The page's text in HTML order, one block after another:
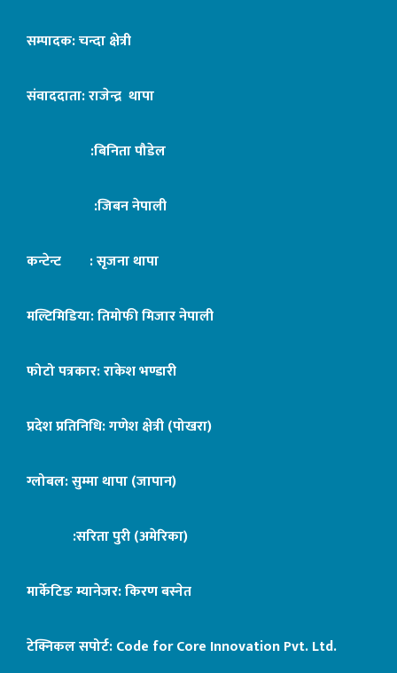
सम्पादक: चन्दा क्षेत्री
संवाददाता: राजेन्द्र थापा
:बिनिता पौडेल
:जिबन नेपाली
कन्टेन्ट : सृजना थापा
मल्टिमिडिया: तिमोफी मिजार नेपाली
फोटो पत्रकार: राकेश भण्डारी
प्रदेश प्रतिनिधि: गणेश क्षेत्री (पोखरा)
ग्लोबल: सुम्मा थापा (जापान)
:सरिता पुरी (अमेरिका)
मार्केटिङ म्यानेजर: किरण बस्नेत
टेक्निकल सपोर्ट:Code for Core Innovation Pvt. Ltd.